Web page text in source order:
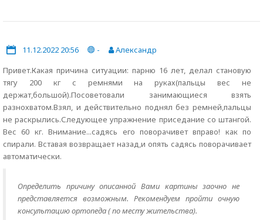
11.12.2022 20:56 -
Александр
Привет.Какая причина ситуации: парню 16 лет, делал становую
тягу 200 кг с ремнями на руках(пальцы вес не
держат,большой).Посоветовали занимающиеся взять
разнохватом.Взял, и действительно поднял без ремней,пальцы
не раскрылись.Следующее упражнение приседание со штангой.
Вес 60 кг. Внимание...садясь его поворачивет вправо! как по
спирали. Вставая возвращает назад,и опять садясь поворачивает
автоматически.
Определить причину описанной Вами картины заочно не
представляется возможным. Рекомендуем пройти очную
консультацию ортопеда ( по месту жительства).